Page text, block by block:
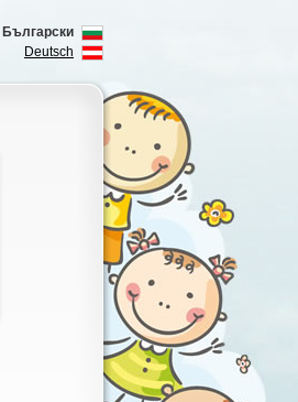
Български
Deutsch